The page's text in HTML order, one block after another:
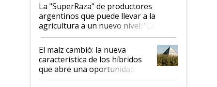
La "SuperRaza" de productores
argentinos que puede llevar a la
agricultura a un nuevo nivel: "Las
posibilidades de crecimiento son
infinitas"
El maíz cambió: la nueva
característica de los híbridos
que abre una oportunidad en
el lote